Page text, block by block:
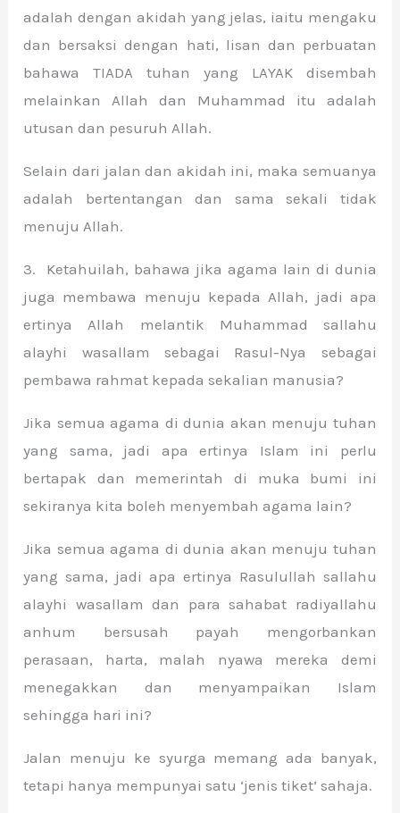
adalah dengan akidah yang jelas, iaitu mengaku
dan bersaksi dengan hati, lisan dan perbuatan
bahawa TIADA tuhan yang LAYAK disembah
melainkan Allah dan Muhammad itu adalah
utusan dan pesuruh Allah.
Selain dari jalan dan akidah ini, maka semuanya
adalah bertentangan dan sama sekali tidak
menuju Allah.
3. Ketahuilah, bahawa jika agama lain di dunia
juga membawa menuju kepada Allah, jadi apa
ertinya Allah melantik Muhammad sallahu
alayhi wasallam sebagai Rasul-Nya sebagai
pembawa rahmat kepada sekalian manusia?
Jika semua agama di dunia akan menuju tuhan
yang sama, jadi apa ertinya Islam ini perlu
bertapak dan memerintah di muka bumi ini
sekiranya kita boleh menyembah agama lain?
Jika semua agama di dunia akan menuju tuhan
yang sama, jadi apa ertinya Rasulullah sallahu
alayhi wasallam dan para sahabat radiyallahu
anhum bersusah payah mengorbankan
perasaan, harta, malah nyawa mereka demi
menegakkan dan menyampaikan Islam
sehingga hari ini?
Jalan menuju ke syurga memang ada banyak,
tetapi hanya mempunyai satu ‘jenis tiket’ sahaja.